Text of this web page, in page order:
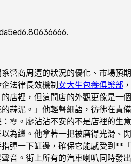
營商周遭的狀況的優化、市場預
法律長效機制女大生包養俱樂部
店裡，但這間店的外觀更像是一
的蒜泥。」他輕聲細語，彷彿在
零。廖沾沾不安的不是店裡的生
為繼。他拿著一把被磨得光滑、
彈一下缸邊，確保它能感受到**
音。街上所有的汽車喇叭同時